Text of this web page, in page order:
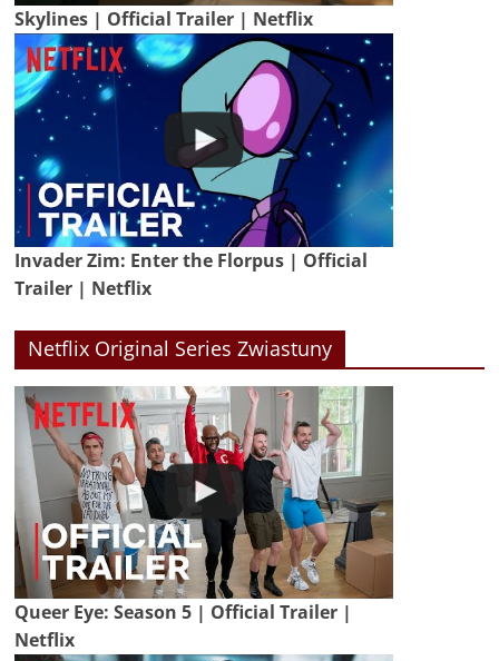
Skylines | Official Trailer | Netflix
Invader Zim: Enter the Florpus | Official
Trailer | Netflix
Netflix Original Series Zwiastuny
Queer Eye: Season 5 | Official Trailer |
Netflix